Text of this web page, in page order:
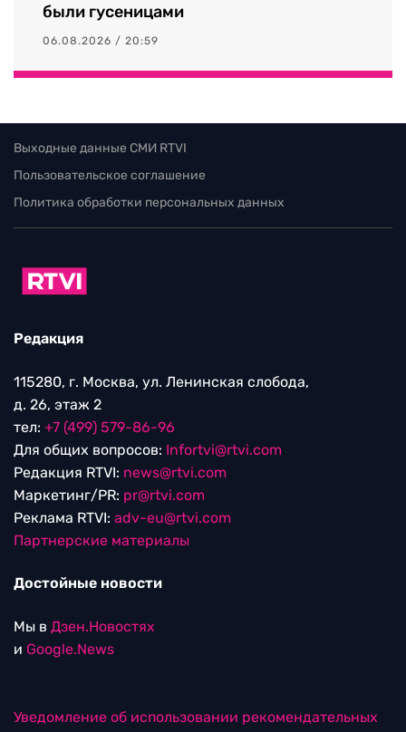
были гусеницами
06.08.2026 / 20:59
Выходные данные СМИ RTVI
Пользовательское соглашение
Политика обработки персональных данных
Редакция
115280, г. Москва, ул. Ленинская слобода,
д. 26, этаж 2
тел: +7 (499) 579-86-96
Для общих вопросов: Infortvi@rtvi.com
Редакция RTVI: news@rtvi.com
Маркетинг/PR: pr@rtvi.com
Реклама RTVI: adv-eu@rtvi.com
Партнерские материалы
Достойные новости
Мы в Дзен.Новостях
и Google.News
Уведомление об использовании рекомендательных